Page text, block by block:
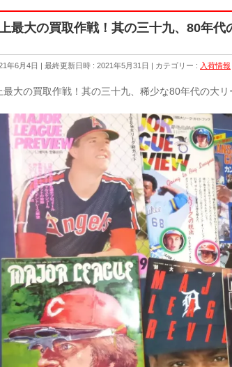
最大の買取作戦！其の三十九、80年
年6月4日 最終更新日時 : 2021年5月31日 カテゴリー : 入荷情報
最大の買取作戦！其の三十九、稀少な80年代の大